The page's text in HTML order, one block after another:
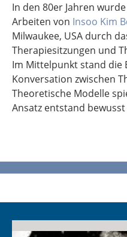
In den 80er Jahren
Arbeiten von Insoo Kim
Milwaukee, USA durch
Therapiesitzungen und
Im Mittelpunkt stand die
Konversation zwischen
Theoretische Modelle
Ansatz entstand